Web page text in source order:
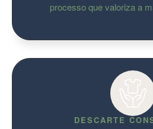
processo que valoriza a
DESCARTE